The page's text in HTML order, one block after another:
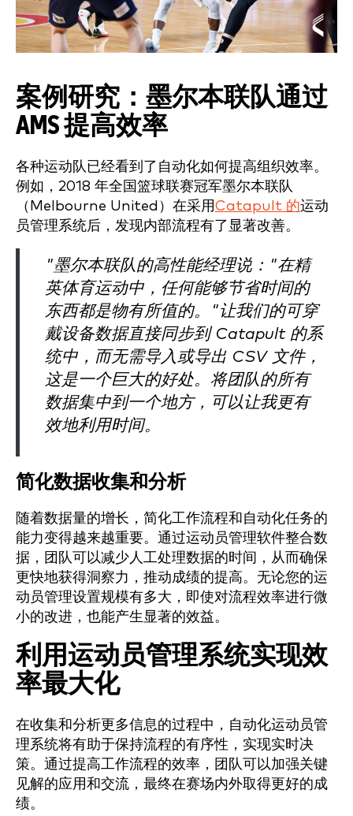
案例研究：墨尔本联队通过
AMS 提高效率
各种运动队已经看到了自动化如何提高组织效率。
例如，2018 年全国篮球联赛冠军墨尔本联队
（Melbourne United）在采用Catapult 的运动
员管理系统后，发现内部流程有了显著改善。
"墨尔本联队的高性能经理说："在精
英体育运动中，任何能够节省时间的
东西都是物有所值的。"让我们的可穿
戴设备数据直接同步到 Catapult 的系
统中，而无需导入或导出 CSV 文件，
这是一个巨大的好处。将团队的所有
数据集中到一个地方，可以让我更有
效地利用时间。
简化数据收集和分析
随着数据量的增长，简化工作流程和自动化任务的
能力变得越来越重要。通过运动员管理软件整合数
据，团队可以减少人工处理数据的时间，从而确保
更快地获得洞察力，推动成绩的提高。无论您的运
动员管理设置规模有多大，即使对流程效率进行微
小的改进，也能产生显著的效益。
利用运动员管理系统实现效
率最大化
在收集和分析更多信息的过程中，自动化运动员管
理系统将有助于保持流程的有序性，实现实时决
策。通过提高工作流程的效率，团队可以加强关键
见解的应用和交流，最终在赛场内外取得更好的成
绩。